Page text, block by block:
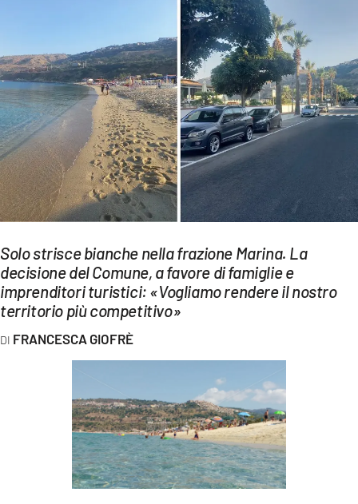
ECONOMIA E LAVORO
EVENTI
SPORT
Streaming
LAC TV
LAC NETWORK
LAC ONAIR
LaC
Network
LACONAIR.IT
LACITYMAG.IT
Solo strisce bianche nella frazione Marina. La
decisione del Comune, a favore di famiglie e
imprenditori turistici: «Vogliamo rendere il nostro
territorio più competitivo»
FRANCESCA GIOFRÈ